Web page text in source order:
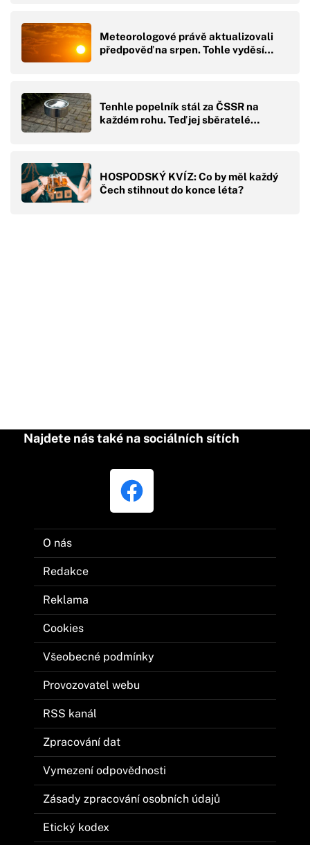
Meteorologové právě aktualizovali
předpověď na srpen. Tohle vyděsí…
Tenhle popelník stál za ČSSR na
každém rohu. Teď jej sběratelé…
HOSPODSKÝ KVÍZ: Co by měl každý
Čech stihnout do konce léta?
Najdete nás také na sociálních sítích
O nás
Redakce
Reklama
Cookies
Všeobecné podmínky
Provozovatel webu
RSS kanál
Zpracování dat
Vymezení odpovědnosti
Zásady zpracování osobních údajů
Etický kodex